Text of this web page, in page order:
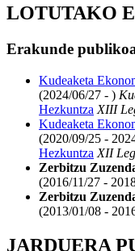
LOTUTAKO
Erakunde
Kudeaketa
(2024/06/27 - )
Hezkuntza XIII
Kudeaketa
(2020/09/25 -
Hezkuntza XII
Zerbitzu
(2016/11/27 -
Zerbitzu
(2013/01/08 -
JARDUERA